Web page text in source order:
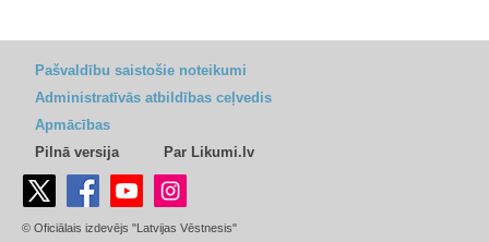
Pašvaldību saistošie noteikumi
Administratīvās atbildības ceļvedis
Apmācības
Pilnā versija
Par Likumi.lv
© Oficiālais izdevējs "Latvijas Vēstnesis"